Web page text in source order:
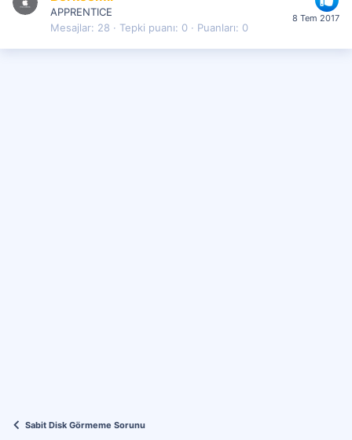
8 Tem 2017
APPRENTICE
Mesajlar 28 Tepki puanı 0 Puanları 0
Sabit Disk Görmeme Sorunu